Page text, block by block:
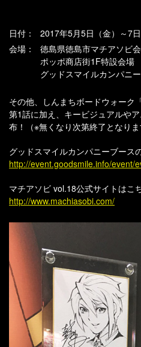
日付：
2017年5月5日（金）～7日
会場：
徳島県徳島市マチアソビ
ポッポ商店街1F特設会場
グッドスマイルカンパニ
その他、しんまちボードウォーク
第1話に加え、キービジュアルや
布！（※無くなり次第終了となりま
グッドスマイルカンパニーブース
http://event.goodsmile.info/event/
マチアソビ vol.18公式サイトはこ
http://www.machiasobi.com/